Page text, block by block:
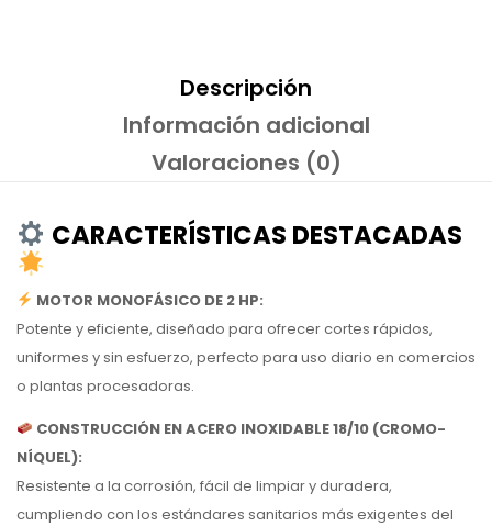
Descripción
Información adicional
Valoraciones (0)
CARACTERÍSTICAS DESTACADAS
MOTOR MONOFÁSICO DE 2 HP:
Potente y eficiente, diseñado para ofrecer cortes rápidos,
uniformes y sin esfuerzo, perfecto para uso diario en comercios
o plantas procesadoras.
CONSTRUCCIÓN EN ACERO INOXIDABLE 18/10 (CROMO-
NÍQUEL):
Resistente a la corrosión, fácil de limpiar y duradera,
cumpliendo con los estándares sanitarios más exigentes del